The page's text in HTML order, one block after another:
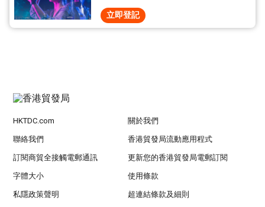
立即登記
HKTDC.com 關於我們
聯絡我們 香港貿發局流動應用程式
訂閱商貿全接觸電郵通訊 更新您的香港貿發局電郵訂閱
字體大小 使用條款
私隱政策聲明 超連結條款及細則